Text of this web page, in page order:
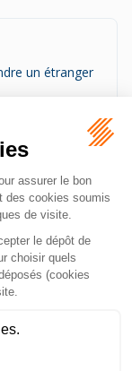
un étranger
territoire sans